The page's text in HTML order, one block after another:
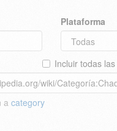
Plataforma
Incluir todas
a category